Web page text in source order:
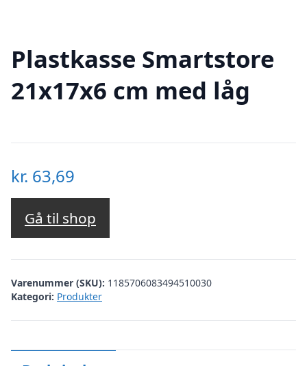
Plastkasse Smartstore
21x17x6 cm med låg
kr. 63,69
Gå til shop
Varenummer (SKU): 1185706083494510030
Kategori: Produkter